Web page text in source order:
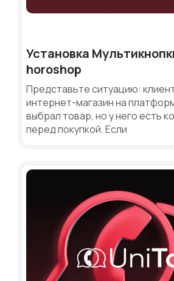
Установка
horoshop
Представьте ситуацию:
интернет-магазин на
выбрал товар, но у него есть
перед покупкой. Если